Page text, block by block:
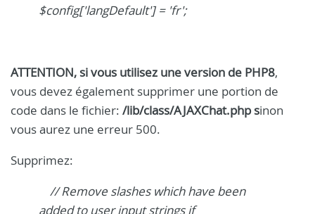
$config['langDefault'] = 'fr';
ATTENTION, si vous utilisez une version de PHP8,
vous devez également supprimer une portion de
code dans le fichier: /lib/class/AJAXChat.php sinon
vous aurez une erreur 500.
Supprimez:
// Remove slashes which have been
added to user input strings if